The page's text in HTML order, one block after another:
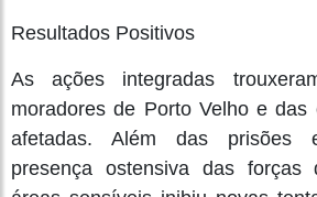
Resultados Positivos
As ações integradas
moradores de Porto Velho e das
afetadas. Além das prisões
presença ostensiva das forças